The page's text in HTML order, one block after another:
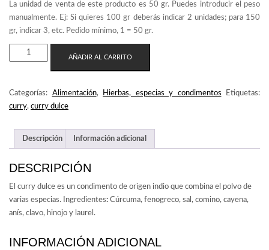
CURRY
DULCE
AÑADIR AL CARRITO
Categorías: Alimentación, Hierbas, especias y condimentos
Etiquetas:
curry, curry dulce
Descripción Información adicional
DESCRIPCIÓN
El curry dulce es un condimento de origen indio que combina el polvo de
varias especias. Ingredientes: Cúrcuma, fenogreco, sal, comino, cayena,
anís, clavo, hinojo y laurel.
INFORMACIÓN ADICIONAL